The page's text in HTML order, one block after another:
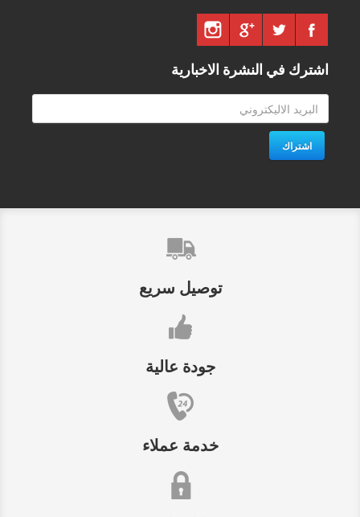
اشترك في النشرة الاخبارية
اشتراك
توصيل سريع
جودة عالية
خدمة عملاء